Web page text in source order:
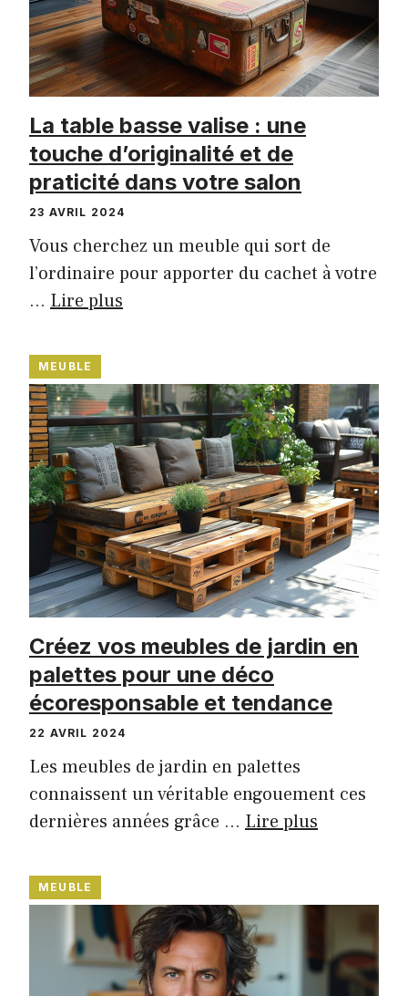
La table basse valise : une
touche d’originalité et de
praticité dans votre salon
23 AVRIL 2024
Vous cherchez un meuble qui sort de
l’ordinaire pour apporter du cachet à votre
… Lire plus
MEUBLE
Créez vos meubles de jardin en
palettes pour une déco
écoresponsable et tendance
22 AVRIL 2024
Les meubles de jardin en palettes
connaissent un véritable engouement ces
dernières années grâce … Lire plus
MEUBLE